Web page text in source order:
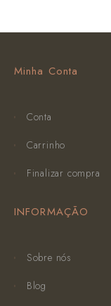
Minha Conta
Conta
Carrinho
Finalizar compra
INFORMAÇÃO
Sobre nós
Blog